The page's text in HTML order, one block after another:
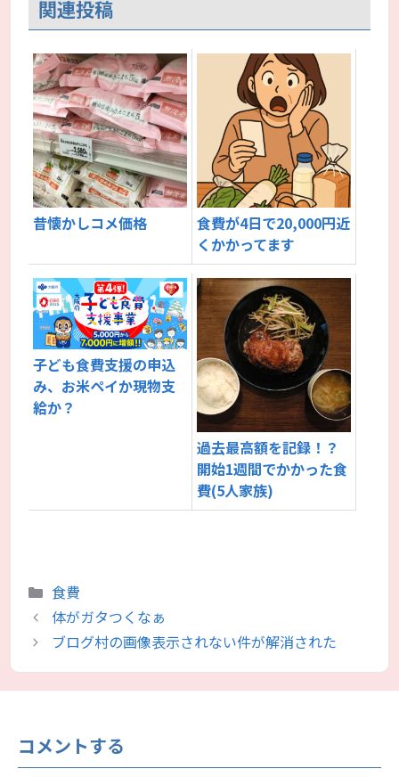
関連投稿
昔懐かしコメ価格
食費が4日で20,000円近
くかかってます
子ども食費支援の申込
み、お米ペイか現物支
給か？
過去最高額を記録！？
開始1週間でかかった食
費(5人家族)
カ
テ
ゴ
リ
ー
食費
体がガタつくなぁ
ブログ村の画像表示されない件が解消された
コメントする